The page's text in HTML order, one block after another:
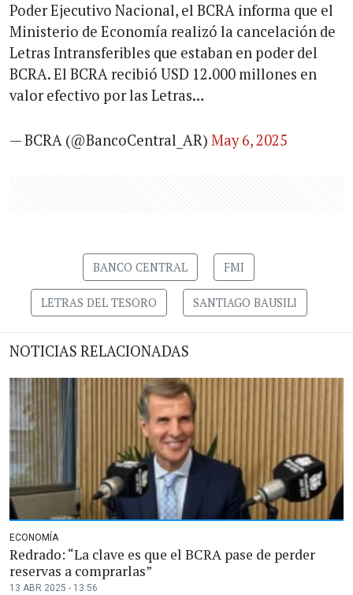
Poder Ejecutivo Nacional, el BCRA informa que el
Ministerio de Economía realizó la cancelación de
Letras Intransferibles que estaban en poder del
BCRA. El BCRA recibió USD 12.000 millones en
valor efectivo por las Letras…
— BCRA (@BancoCentral_AR) May 6, 2025
BANCO CENTRAL FMI
LETRAS DEL TESORO SANTIAGO BAUSILI
NOTICIAS RELACIONADAS
ECONOMÍA
Redrado: “La clave es que el BCRA pase de perder
reservas a comprarlas”
13 ABR 2025 - 13:56